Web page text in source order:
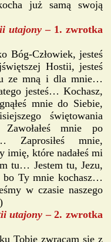
już samą swoją
utajony– 1. zwrotka
Bóg-Człowiek, jesteś
Hostii, jesteś
ze mną i dla mnie…
jesteś… Kochasz,
mnie do Siebie,
świętowania
mnie po
mnie,
imię, które nadałeś mi
tu… Jestem tu, Jezu,
Ty mnie kochasz…
w czasie naszego
)
utajony– 2. zwrotka
Tobie zwracam się z